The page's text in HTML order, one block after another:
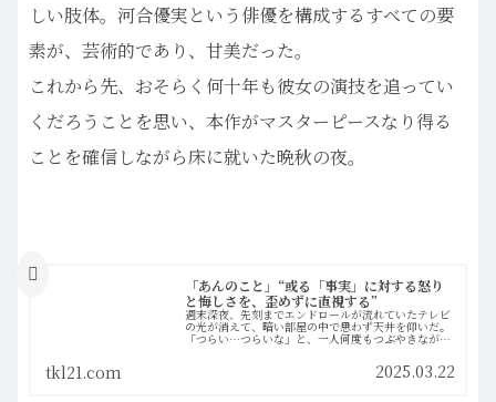
しい肢体。河合優実という俳優を構成するすべての要
素が、芸術的であり、甘美だった。
これから先、おそらく何十年も彼女の演技を追ってい
くだろうことを思い、本作がマスターピースなり得る
ことを確信しながら床に就いた晩秋の夜。
「あんのこと」“或る「事実」に対する怒り
と悔しさを、歪めずに直視する”
週末深夜、先刻までエンドロールが流れていたテレビ
の光が消えて、暗い部屋の中で思わず天井を仰いだ。
「つらい…つらいな」と、一人何度もつぶやきなが
tkl21.com 2025.03.22